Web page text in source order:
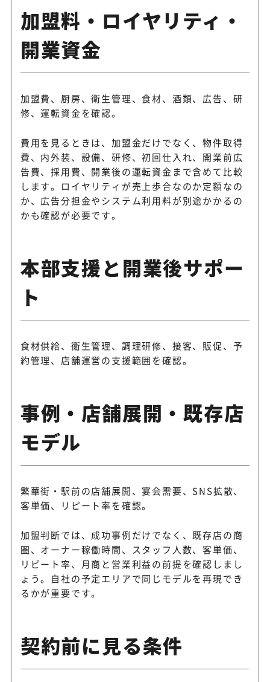
加盟料・ロイヤリティ・
開業資金
加盟費、厨房、衛生管理、食材、酒類、広告、研
修、運転資金を確認。
費用を見るときは、加盟金だけでなく、物件取得
費、内外装、設備、研修、初回仕入れ、開業前広
告費、採用費、開業後の運転資金まで含めて比較
します。ロイヤリティが売上歩合なのか定額なの
か、広告分担金やシステム利用料が別途かかるの
かも確認が必要です。
本部支援と開業後サポー
ト
食材供給、衛生管理、調理研修、接客、販促、予
約管理、店舗運営の支援範囲を確認。
事例・店舗展開・既存店
モデル
繁華街・駅前の店舗展開、宴会需要、SNS拡散、
客単価、リピート率を確認。
加盟判断では、成功事例だけでなく、既存店の商
圏、オーナー稼働時間、スタッフ人数、客単価、
リピート率、月商と営業利益の前提を確認しまし
ょう。自社の予定エリアで同じモデルを再現でき
るかが重要です。
契約前に見る条件